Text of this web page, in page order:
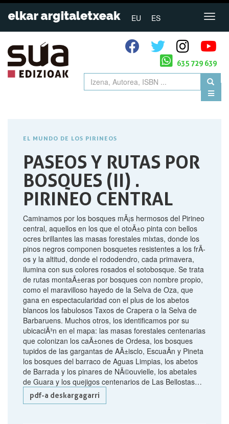
EU ES
635 729 639
EL MUNDO DE LOS PIRINEOS
PASEOS Y RUTAS POR
BOSQUES (II) .
PIRINEO CENTRAL
Caminamos por los bosques mÃ¡s hermosos del Pirineo
central, aquellos en los que el otoÃ±o pinta con bellos
ocres brillantes las masas forestales mixtas, donde los
pinos negros componen bosquetes resistentes a los frÃ­
os y la altitud, donde el rododendro, cada primavera,
ilumina con sus colores rosados el sotobosque. Se trata
de rutas montaÃ±eras por bosques con nombre propio,
como el maravilloso hayedo de la Selva de Oza, que
gana en espectacularidad con el plus de los abetos
blancos los fabulosos Taxos de Crapera o la Selva de
Barbaruens. Muchos otros, los identificamos por su
ubicaciÃ³n en el mapa: las masas forestales centenarias
que colonizan los caÃ±ones de Ordesa, los bosques
tupidos de las gargantas de AÃ±isclo, EscuaÃ­n y Pineta
los bosques del barraco de Aguas Limpias, los abetos
de Barrada y los pinares de NÃ©ouvielle, los abetales
de Guara y los quejigos centenarios de Las Bellostas…
pdf-a deskargagarri